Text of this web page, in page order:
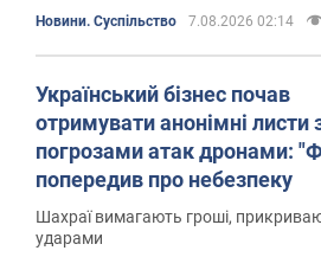
Новини. Суспільство 7.08.2026 02:14
Український бізнес почав
отримувати анонімні листи
погрозами атак дронами:
попередив про небезпеку
Шахраї вимагають гроші,
ударами